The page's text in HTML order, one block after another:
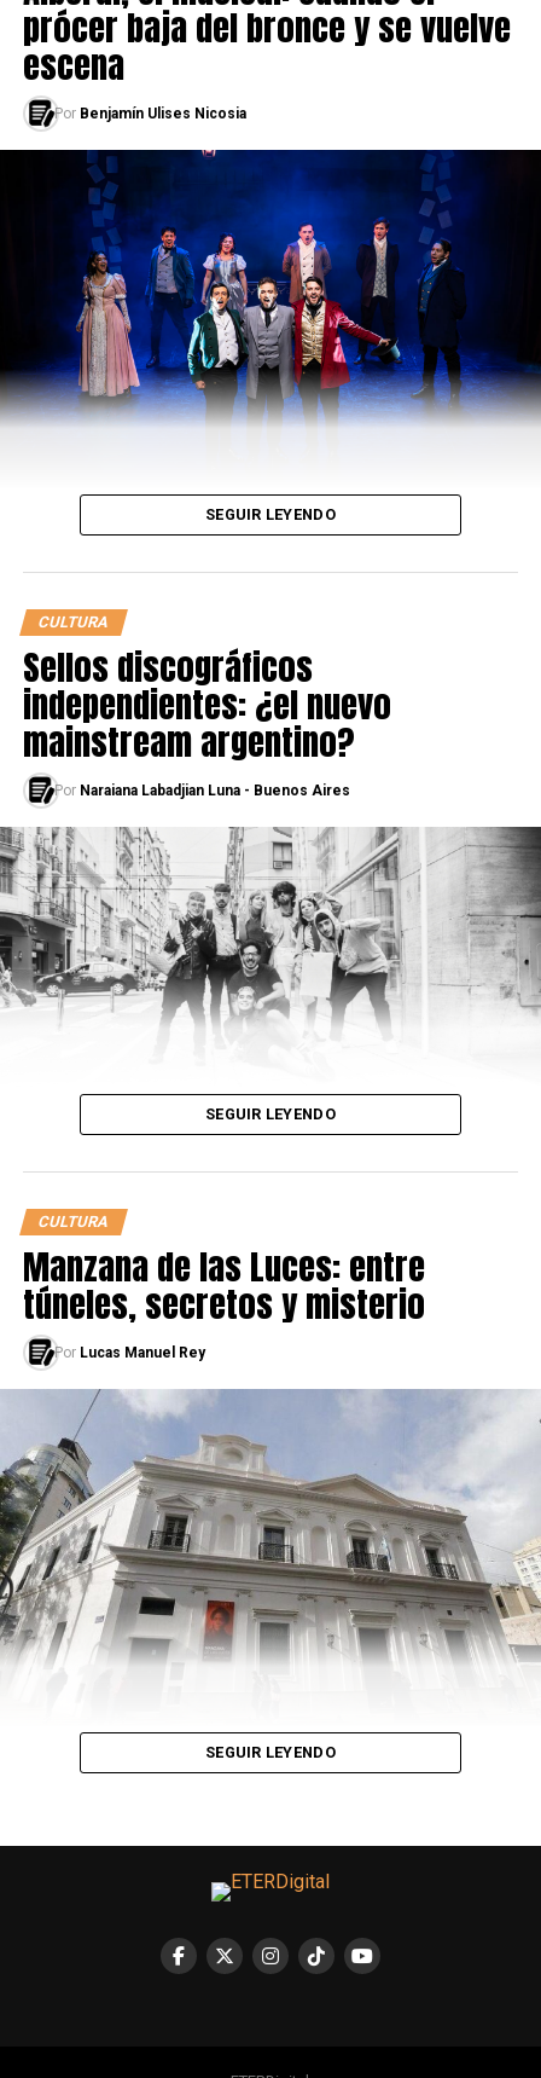
Klan
MP
Dybbuk
Brasa
Barba Roja
Reviví las clasificatorias:
Fecha 1
Fecha 2
LEÉ TAMBIÉN
Lo que tenés que saber de la final nacional
prócer baja del bronce y se vuelve
escena
Por Benjamín Ulises Nicosia
SEGUIR LEYENDO
CULTURA
Sellos discográficos
independientes: ¿el nuevo
mainstream argentino?
Por Naraiana Labadjian Luna - Buenos Aires
SEGUIR LEYENDO
CULTURA
Manzana de las Luces: entre
túneles, secretos y misterio
Por Lucas Manuel Rey
SEGUIR LEYENDO